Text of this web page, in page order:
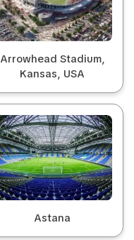
Arrowhead Stadium,
Kansas, USA
Astana